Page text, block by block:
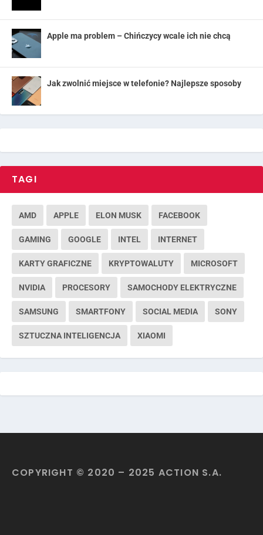
Apple ma problem – Chińczycy wcale ich nie chcą
Jak zwolnić miejsce w telefonie? Najlepsze sposoby
TAGI
AMD APPLE ELON MUSK FACEBOOK
GAMING GOOGLE INTEL INTERNET
KARTY GRAFICZNE KRYPTOWALUTY MICROSOFT
NVIDIA PROCESORY SAMOCHODY ELEKTRYCZNE
SAMSUNG SMARTFONY SOCIAL MEDIA SONY
SZTUCZNA INTELIGENCJA XIAOMI
COPYRIGHT © 2020 – 2025 ACTION S.A.